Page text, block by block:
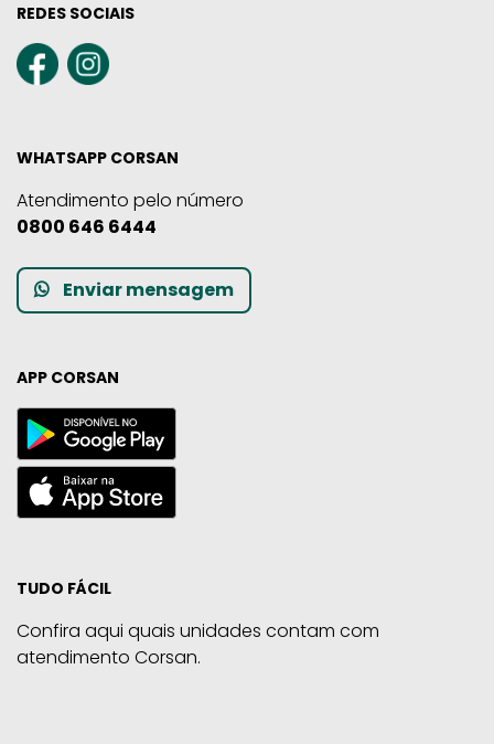
REDES SOCIAIS
WHATSAPP CORSAN
Atendimento pelo número
0800 646 6444
Enviar mensagem
APP CORSAN
TUDO FÁCIL
Confira aqui quais unidades contam com
atendimento Corsan.